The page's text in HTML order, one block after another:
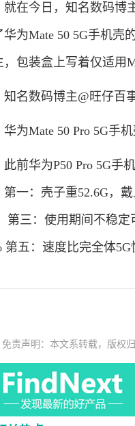
今日，知名数码博主
华为Mate 50 5G手机壳
，包装盒上写着仅适用
数码博主@旺仔百事
Mate 50 Pro 5G手机
华为P50 Pro 5G手机
第一：壳子重52.6G，
第三：使用期间不稳
第五：速度比完全体
免责声明：本文系转载，版权